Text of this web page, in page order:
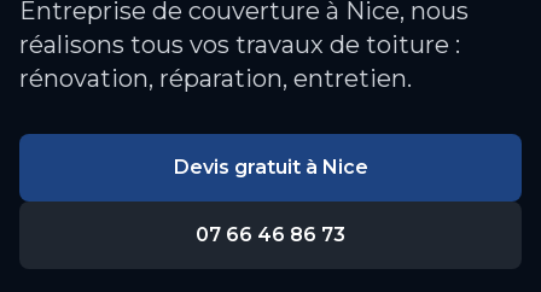
Entreprise de couverture à Nice, nous
réalisons tous vos travaux de toiture :
rénovation, réparation, entretien.
Devis gratuit à Nice
07 66 46 86 73